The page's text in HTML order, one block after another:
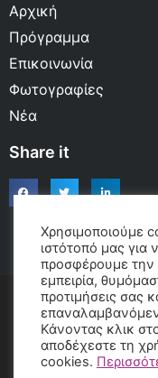
Αρχική
Πρόγραμμα
Επικοινωνία
Φωτογραφίες
Νέα
Share it
Χρησιμοποιούμε
ιστότοπό μας για
προσφέρουμε την
εμπειρία,
προτιμήσεις σας
Κάνοντας κλικ
αποδέχεστε τη
cookies.